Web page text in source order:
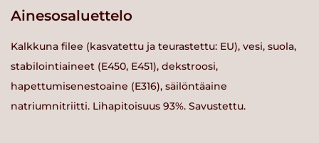
Ainesosaluettelo
Kalkkuna filee (kasvatettu ja teurastettu: EU), vesi, suola,
stabilointiaineet (E450, E451), dekstroosi,
hapettumisenestoaine (E316), säilöntäaine
natriumnitriitti. Lihapitoisuus 93%. Savustettu.